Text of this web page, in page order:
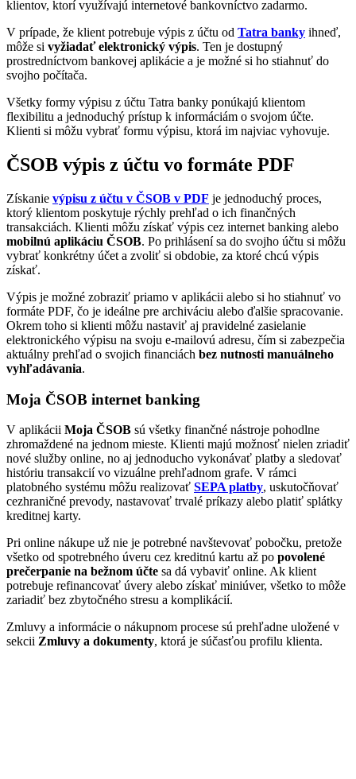
klientov, ktorí využívajú internetové bankovníctvo zadarmo.
V prípade, že klient potrebuje výpis z účtu od Tatra banky ihneď,
môže si vyžiadať elektronický výpis. Ten je dostupný
prostredníctvom bankovej aplikácie a je možné si ho stiahnuť do
svojho počítača.
Všetky formy výpisu z účtu Tatra banky ponúkajú klientom
flexibilitu a jednoduchý prístup k informáciám o svojom účte.
Klienti si môžu vybrať formu výpisu, ktorá im najviac vyhovuje.
ČSOB výpis z účtu vo formáte PDF
Získanie výpisu z účtu v ČSOB v PDF je jednoduchý proces,
ktorý klientom poskytuje rýchly prehľad o ich finančných
transakciách. Klienti môžu získať výpis cez internet banking alebo
mobilnú aplikáciu ČSOB. Po prihlásení sa do svojho účtu si môžu
vybrať konkrétny účet a zvoliť si obdobie, za ktoré chcú výpis
získať.
Výpis je možné zobraziť priamo v aplikácii alebo si ho stiahnuť vo
formáte PDF, čo je ideálne pre archiváciu alebo ďalšie spracovanie.
Okrem toho si klienti môžu nastaviť aj pravidelné zasielanie
elektronického výpisu na svoju e-mailovú adresu, čím si zabezpečia
aktuálny prehľad o svojich financiách bez nutnosti manuálneho
vyhľadávania.
Moja ČSOB internet banking
V aplikácii Moja ČSOB sú všetky finančné nástroje pohodlne
zhromaždené na jednom mieste. Klienti majú možnosť nielen zriadiť
nové služby online, no aj jednoducho vykonávať platby a sledovať
históriu transakcií vo vizuálne prehľadnom grafe. V rámci
platobného systému môžu realizovať SEPA platby, uskutočňovať
cezhraničné prevody, nastavovať trvalé príkazy alebo platiť splátky
kreditnej karty.
Pri online nákupe už nie je potrebné navštevovať pobočku, pretože
všetko od spotrebného úveru cez kreditnú kartu až po povolené
prečerpanie na bežnom účte sa dá vybaviť online. Ak klient
potrebuje refinancovať úvery alebo získať miniúver, všetko to môže
zariadiť bez zbytočného stresu a komplikácií.
Zmluvy a informácie o nákupnom procese sú prehľadne uložené v
sekcii Zmluvy a dokumenty, ktorá je súčasťou profilu klienta.